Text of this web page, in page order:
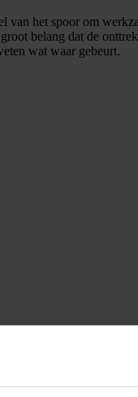
het spoor om
belang dat de
wat waar gebeurt.